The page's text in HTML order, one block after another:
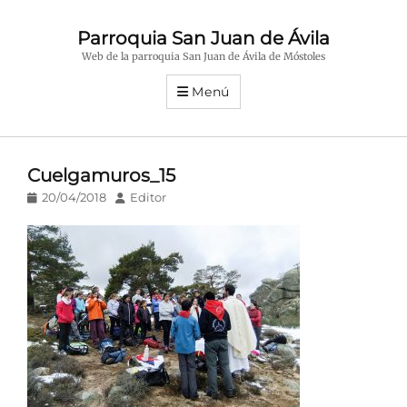
Parroquia San Juan de Ávila
Web de la parroquia San Juan de Ávila de Móstoles
Menú
Cuelgamuros_15
Publicado
20/04/2018 AutorEditor